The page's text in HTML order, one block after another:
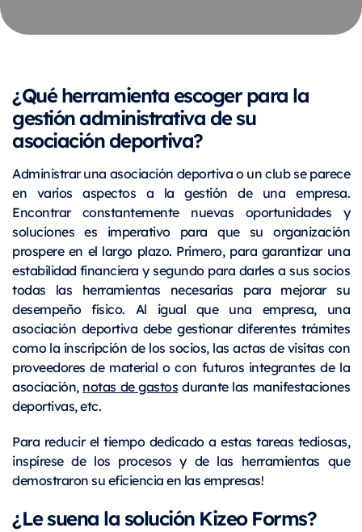
¿Qué herramienta escoger para la
gestión administrativa de su
asociación deportiva?
Administrar una asociación deportiva o un club se parece
en varios aspectos a la gestión de una empresa.
Encontrar constantemente nuevas oportunidades y
soluciones es imperativo para que su organización
prospere en el largo plazo. Primero, para garantizar una
estabilidad financiera y segundo para darles a sus socios
todas las herramientas necesarias para mejorar su
desempeño físico. Al igual que una empresa, una
asociación deportiva debe gestionar diferentes trámites
como la inscripción de los socios, las actas de visitas con
proveedores de material o con futuros integrantes de la
asociación, notas de gastos durante las manifestaciones
deportivas, etc.
Para reducir el tiempo dedicado a estas tareas tediosas,
inspírese de los procesos y de las herramientas que
demostraron su eficiencia en las empresas!
¿Le suena la solución Kizeo Forms?